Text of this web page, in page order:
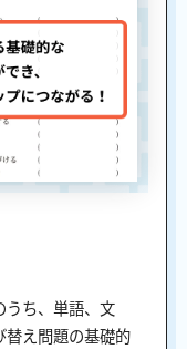
うち、単語、文
え問題の基礎的